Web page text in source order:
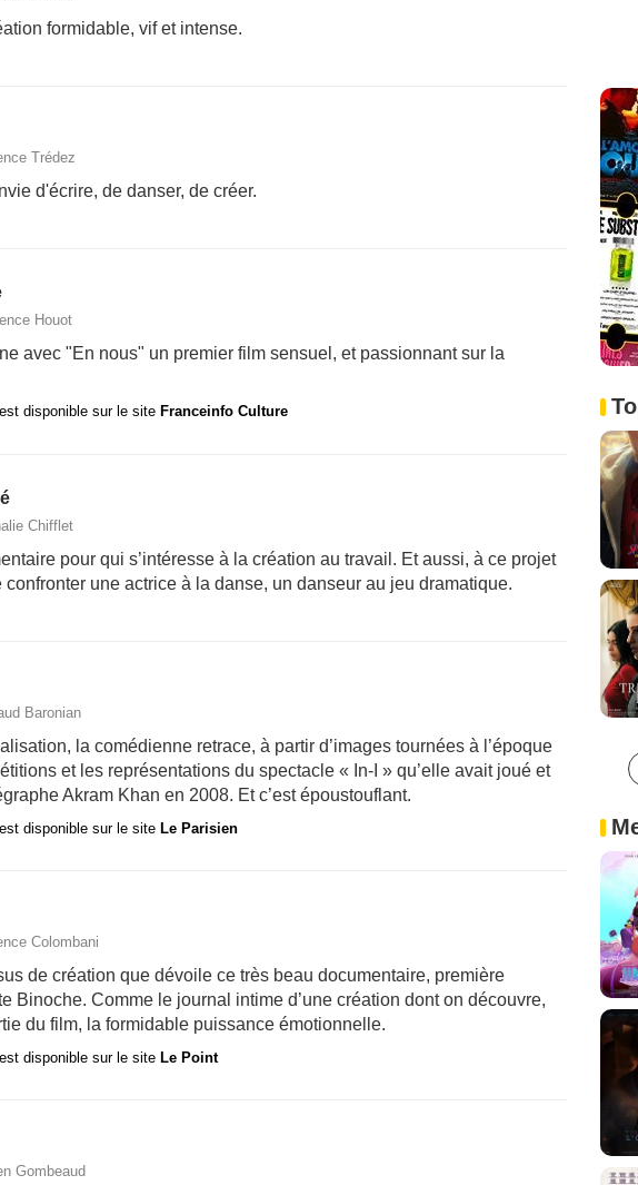
formidable, vif et intense.
Trédez
d'écrire, de danser, de créer.
Houot
avec "En nous" un premier film sensuel, et passionnant sur la
disponible sur le site Franceinfo Culture
Chifflet
pour qui s’intéresse à la création au travail. Et aussi, à ce projet
confronter une actrice à la danse, un danseur au jeu dramatique.
Baronian
la comédienne retrace, à partir d’images tournées à l’époque
et les représentations du spectacle « In-I » qu’elle avait joué et
Akram Khan en 2008. Et c’est époustouflant.
disponible sur le site Le Parisien
Colombani
de création que dévoile ce très beau documentaire, première
Binoche. Comme le journal intime d’une création dont on découvre,
du film, la formidable puissance émotionnelle.
disponible sur le site Le Point
Gombeaud